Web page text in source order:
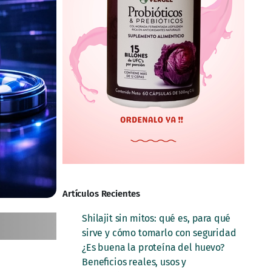
Artículos Recientes
Shilajit sin mitos: qué es, para qué
sirve y cómo tomarlo con seguridad
¿Es buena la proteína del huevo?
Beneficios reales, usos y